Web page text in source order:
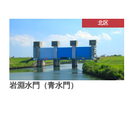
北区
岩淵水門（青水門）